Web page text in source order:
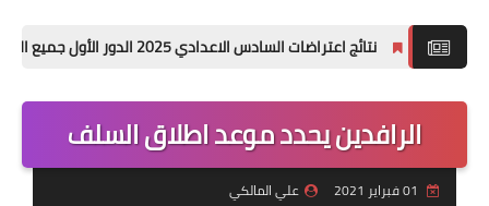
اخبار وزارة التربية والتعليم
اخبار وزارة العمل وهيئة
التقاعد
نتائج اعتراضات السادس الاعدادي 2025 الدور الأول جميع المحافظات
الرافدين يحدد موعد اطلاق السلف
علي المالكي